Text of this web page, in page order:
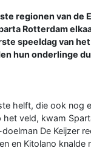
regionen van de
Rotterdam
speeldag van het
hun onderlinge
helft, die ook nog
het veld, kwam
De Keijzer
en Kitolano knalde